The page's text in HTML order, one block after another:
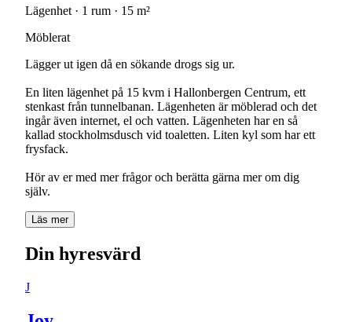
Lägenhet · 1 rum · 15 m²
Möblerat
Lägger ut igen då en sökande drogs sig ur.
En liten lägenhet på 15 kvm i Hallonbergen Centrum, ett
stenkast från tunnelbanan. Lägenheten är möblerad och det
ingår även internet, el och vatten. Lägenheten har en så
kallad stockholmsdusch vid toaletten. Liten kyl som har ett
frysfack.
Hör av er med mer frågor och berätta gärna mer om dig
själv.
Läs mer
Din hyresvärd
J